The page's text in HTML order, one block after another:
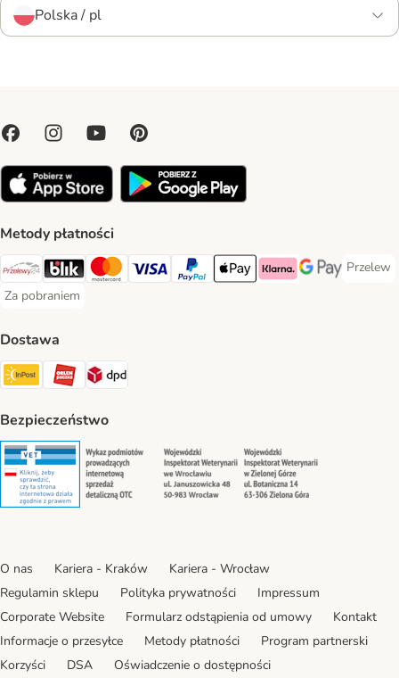
Polska / pl
Metody płatności
Przelewy24 Payment Method
Blik Payment Method
MasterCard Payment Method
Visa Payment Method
PayPal Payment Method
Apple Pay Payment Method
Klarna Payment Method
Google Pay
Przelew
Przelew
Za pobraniem
Za pobraniem Payment Method
Dostawa
Paczkomat® Shipping Method
ORLEN Paczka Shipping Method
DPD Shipping Method
Bezpieczeństwo
Security Security Security
O nas Kariera - Kraków
Kariera - Wrocław
Regulamin sklepu
Polityka prywatności
Impressum
Corporate Website
Formularz odstąpienia od umowy
Kontakt
Informacje o przesyłce
Metody płatności
Program partnerski
Korzyści
DSA Oświadczenie o dostępności